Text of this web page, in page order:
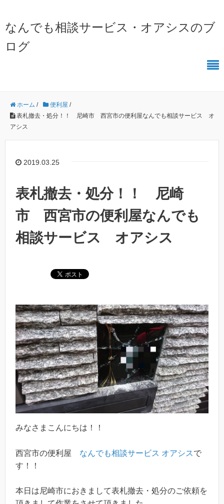
なんでも相談サービス・オアシスのブ
ログ
ホーム / 便利屋 /
表札撤去・処分！！ 尼崎市 西宮市の便利屋なんでも相談サービス オ
アシス
2019.03.25
表札撤去・処分！！ 尼崎
市 西宮市の便利屋なんでも
相談サービス オアシス
みなさまこんにちは！！
西宮市の便利屋 なんでも相談サービス オアシスで
す！！
本日は尼崎市におきまして表札撤去・処分のご依頼を